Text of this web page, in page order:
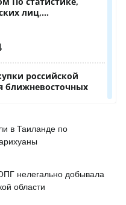
в Таиланде по
нелегально добывала
области